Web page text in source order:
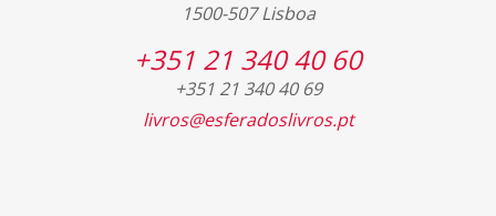
1500-507 Lisboa
+351 21 340 40 60
+351 21 340 40 69
livros@esferadoslivros.pt